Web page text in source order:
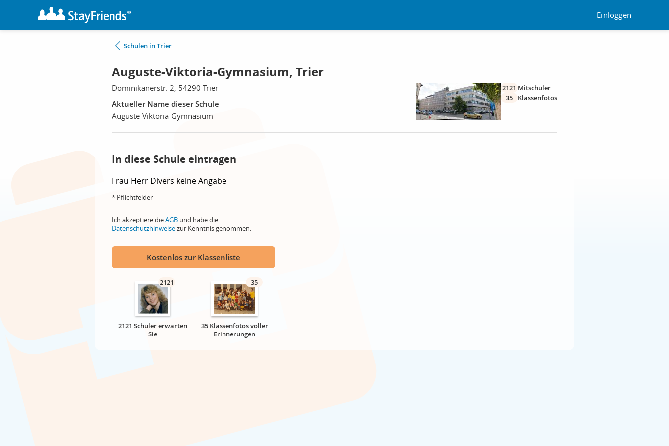
Einloggen
Schulen in Trier
Auguste-Viktoria-Gymnasium, Trier
Dominikanerstr. 2, 54290 Trier
Aktueller Name dieser Schule
Auguste-Viktoria-Gymnasium
2121 Mitschüler
35
Klassenfotos
In diese Schule eintragen
Frau Herr Divers keine Angabe
* Pflichtfelder
Ich akzeptiere dieAGB und habe die
Datenschutzhinweisezur Kenntnis genommen.
Kostenlos zur Klassenliste
2121
2121 Schüler erwarten
Sie
35
35 Klassenfotos voller
Erinnerungen